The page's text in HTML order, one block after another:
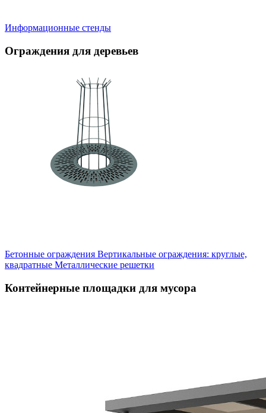
Информационные стенды
Ограждения для деревьев
Бетонные ограждения Вертикальные ограждения: круглые,
квадратные Металлические решетки
Контейнерные площадки для мусора